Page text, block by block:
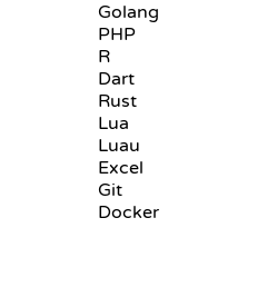
Golang
PHP
R
Dart
Rust
Lua
Luau
Excel
Git
Docker